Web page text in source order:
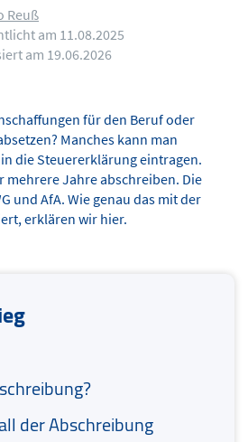
Reuß
am 11.08.2025
am 19.06.2026
für den Beruf oder
Manches kann man
die Steuererklärung eintragen.
mehrere Jahre abschreiben. Die
und AfA. Wie genau das mit der
erklären wir hier.
der Abschreibung